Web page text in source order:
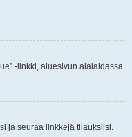
-linkki, aluesivun alalaidassa.
ja seuraa linkkejä tilauksiisi.